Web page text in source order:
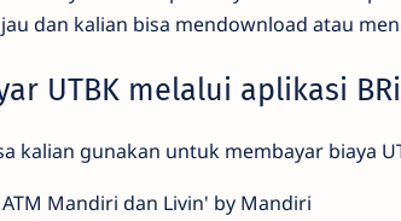
dan kalian bisa mendownload atau
UTBK melalui aplikasi
kalian gunakan untuk membayar biaya
Mandiri dan Livin' by Mandiri